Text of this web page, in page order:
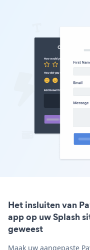
Het insluiten van
app op uw Splash
geweest
Maak uw aangepaste